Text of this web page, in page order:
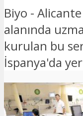
Biyo -
alanında
kurulan bu
İspanya'da